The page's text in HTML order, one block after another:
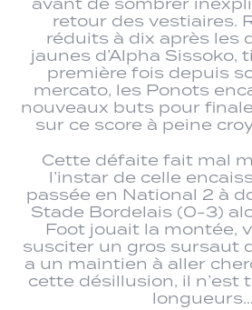
avant de sombrer
retour des vestiaires.
réduits à dix après les
jaunes d’Alpha Sissoko,
première fois depuis
mercato, les Ponots
nouveaux buts pour
sur ce score à peine
Cette défaite fait mal
l’instar de celle
passée en National 2 à
Stade Bordelais (0-3)
Foot jouait la montée,
susciter un gros sursaut
a un maintien à aller
cette désillusion, il n’est
longueurs…